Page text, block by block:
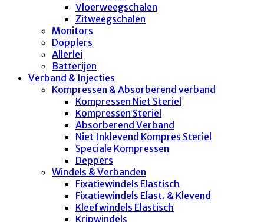
Vloerweegschalen
Zitweegschalen
Monitors
Dopplers
Allerlei
Batterijen
Verband & Injecties
Kompressen & Absorberend verband
Kompressen Niet Steriel
Kompressen Steriel
Absorberend Verband
Niet Inklevend Kompres Steriel
Speciale Kompressen
Deppers
Windels & Verbanden
Fixatiewindels Elastisch
Fixatiewindels Elast. & Klevend
Kleefwindels Elastisch
Kripwindels